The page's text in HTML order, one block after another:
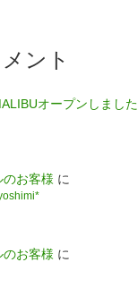
ント
オープンしました
お客様 に
お客様 に